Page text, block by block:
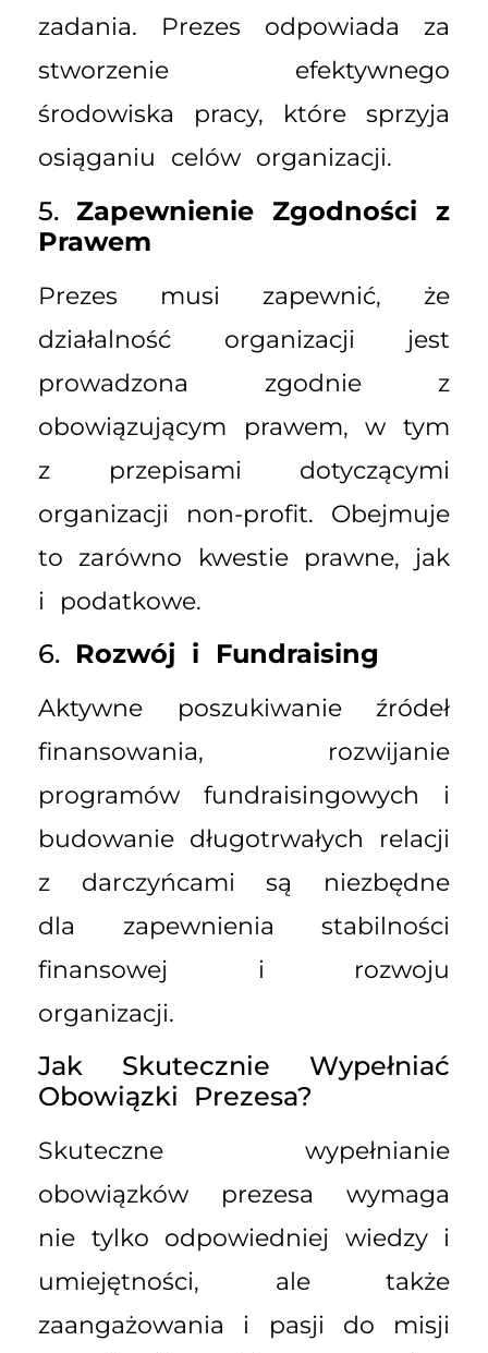
zadania. Prezes odpowiada za
stworzenie efektywnego
środowiska pracy, które sprzyja
osiąganiu celów organizacji.
5. Zapewnienie Zgodności z
Prawem
Prezes musi zapewnić, że
działalność organizacji jest
prowadzona zgodnie z
obowiązującym prawem, w tym
z przepisami dotyczącymi
organizacji non-profit. Obejmuje
to zarówno kwestie prawne, jak
i podatkowe.
6. Rozwój i Fundraising
Aktywne poszukiwanie źródeł
finansowania, rozwijanie
programów fundraisingowych i
budowanie długotrwałych relacji
z darczyńcami są niezbędne
dla zapewnienia stabilności
finansowej i rozwoju
organizacji.
Jak Skutecznie Wypełniać
Obowiązki Prezesa?
Skuteczne wypełnianie
obowiązków prezesa wymaga
nie tylko odpowiedniej wiedzy i
umiejętności, ale także
zaangażowania i pasji do misji